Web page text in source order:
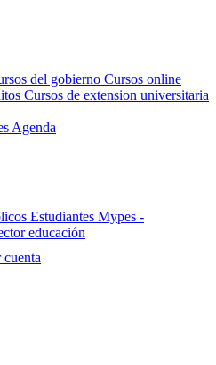
del gobierno Cursos online
Cursos de extension universitaria
Agenda
Estudiantes Mypes -
educación
cuenta